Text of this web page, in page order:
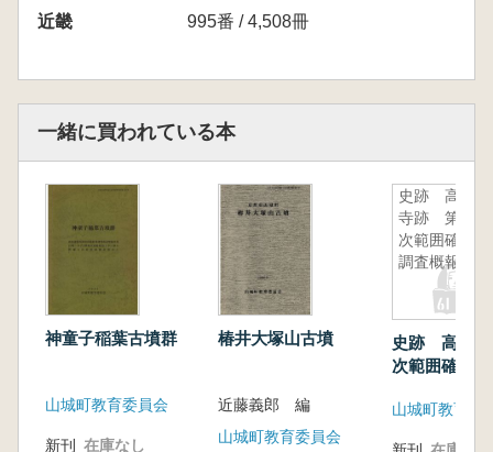
近畿
995番 / 4,508冊
一緒に買われている本
神童子稲葉古墳群
山城町教育委員会
新刊 在庫なし
椿井大塚山古墳
近藤義郎 編
山城町教育委員会
史跡 高麗
寺跡 第1
次範囲確認
調査概報
史跡 高麗
次範囲確認
山城町教育委